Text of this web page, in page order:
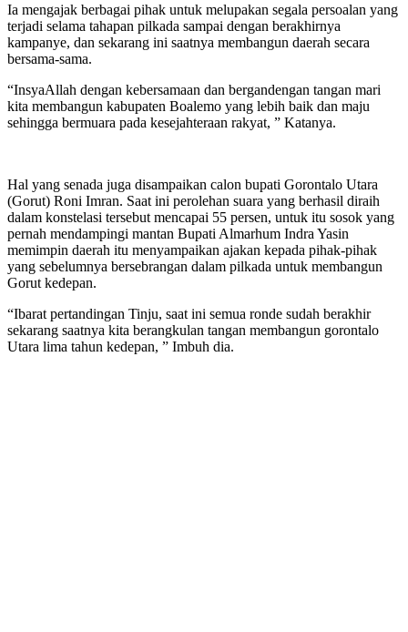
Ia mengajak berbagai pihak untuk melupakan segala persoalan yang
terjadi selama tahapan pilkada sampai dengan berakhirnya
kampanye, dan sekarang ini saatnya membangun daerah secara
bersama-sama.
“InsyaAllah dengan kebersamaan dan bergandengan tangan mari
kita membangun kabupaten Boalemo yang lebih baik dan maju
sehingga bermuara pada kesejahteraan rakyat, ” Katanya.
Hal yang senada juga disampaikan calon bupati Gorontalo Utara
(Gorut) Roni Imran. Saat ini perolehan suara yang berhasil diraih
dalam konstelasi tersebut mencapai 55 persen, untuk itu sosok yang
pernah mendampingi mantan Bupati Almarhum Indra Yasin
memimpin daerah itu menyampaikan ajakan kepada pihak-pihak
yang sebelumnya bersebrangan dalam pilkada untuk membangun
Gorut kedepan.
“Ibarat pertandingan Tinju, saat ini semua ronde sudah berakhir
sekarang saatnya kita berangkulan tangan membangun gorontalo
Utara lima tahun kedepan, ” Imbuh dia.